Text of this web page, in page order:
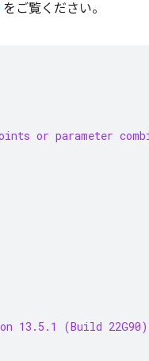
をご覧ください。
or parameter
13.5.1 (Build 22G90)